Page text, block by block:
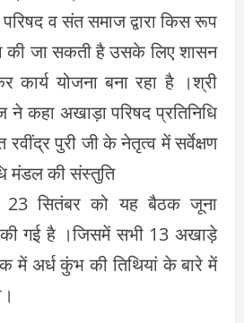
व संत समाज द्वारा किस रूप
की जा सकती है उसके लिए शासन
कार्य योजना बना रहा है ।श्री
ने कहा अखाड़ा परिषद प्रतिनिधि
पुरी जी के नेतृत्व में सर्वेक्षण
मंडल की संस्तुति
23 सितंबर को यह बैठक जूना
गई है ।जिसमें सभी 13 अखाड़े
में अर्ध कुंभ की तिथियां के बारे में